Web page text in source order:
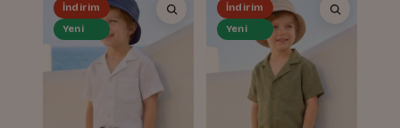
İndirim
Yeni
İndirim
Yeni